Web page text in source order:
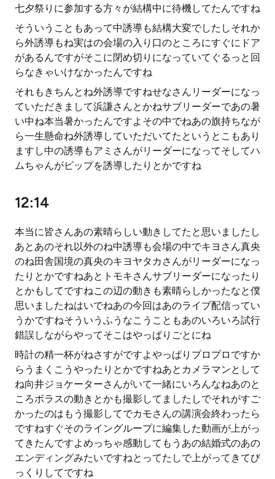
七夕祭りに参加する方々が結構中に待機してたんですね
そういうこともあって中誘導も結構大変でしたしそれか
ら外誘導もね実はの会場の入り口のところにすぐにドア
があるんですがそこに閉め切りになっていてぐるっと回
らなきゃいけなかったんですね
それもきちんとね外誘導ですねせなさんリーダーになっ
ていただきまして浜謙さんとかねサブリーダーであの暑
い中ね本当暑かったんですよその中でねあの旗持ちなが
ら一生懸命ね外誘導していただいてたというとこもあり
ますし中の誘導もアミさんがリーダーになってそしてハ
ムちゃんがビップを誘導したりとかですね
12:14
本当に皆さんあの素晴らしい動きしてたと思いましたし
あとあのそれ以外のね中誘導も会場の中でキヨさん真央
のね田舎国境の真央のキヨヤタカさんがリーダーになっ
たりとかですねあとトモキさんサブリーダーになったり
とかもしてですねこの辺の動きも素晴らしかったなと僕
思いましたねはいでねあの今回はあのライブ配信ってい
うかですねそういうふうなこうこともあのいろいろ試行
錯誤しながらやってそこはやっぱりごとにね
時計の精一杯がねさすがですよやっぱりプロプロですか
らうまくこうやったりとかですねあとカメラマンとして
ね向井ジョケーターさんがいて一緒にいろんなねあのと
ころボラスの動きとかも撮影してましたしでそれがすご
かったのはもう撮影してでカモさんの講演会終わったら
ですねすぐそのライングループに編集した動画が上がっ
てきたんですよめっちゃ感動してもうあの結婚式のあの
エンディングみたいですねとってたしで上がってきてび
っくりしてですね